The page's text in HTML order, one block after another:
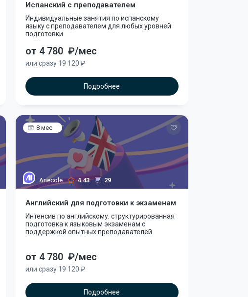
Испанский с преподавателем
Индивидуальные занятия по испанскому
языку с преподавателем для любых уровней
подготовки.
от 4 780 ₽/мес
или сразу 19 120 ₽
Подробнее
8 мес
Anecole 4.43 29
Английский для подготовки к экзаменам
Интенсив по английскому: структурированная
подготовка к языковым экзаменам с
поддержкой опытных преподавателей.
от 4 780 ₽/мес
или сразу 19 120 ₽
Подробнее